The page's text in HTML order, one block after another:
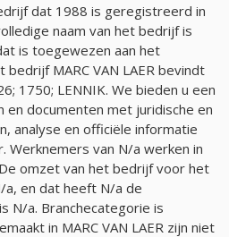
dat 1988 is geregistreerd in
naam van het bedrijf is
is toegewezen aan het
bedrijf MARC VAN LAER bevindt
1750; LENNIK. We bieden u een
documenten met juridische en
analyse en officiële informatie
Werknemers van N/a werken in
omzet van het bedrijf voor het
a, en dat heeft N/a de
N/a. Branchecategorie is
in MARC VAN LAER zijn niet